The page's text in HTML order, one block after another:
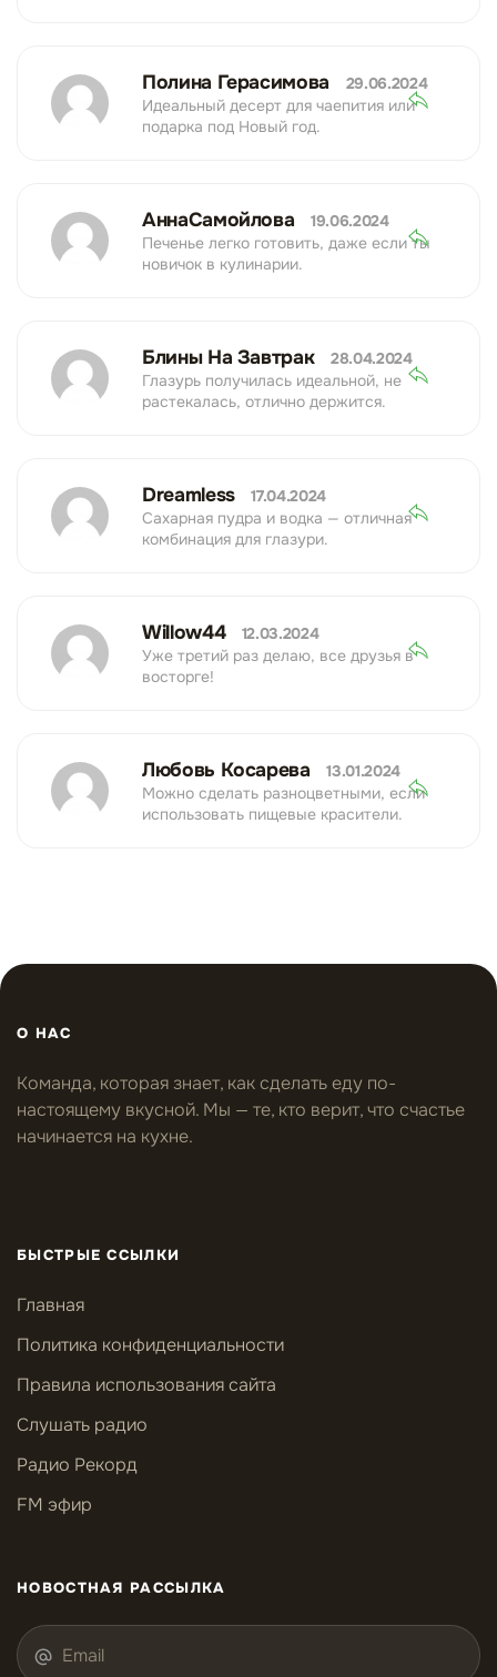
Полина Герасимова
29.06.2024
Идеальный десерт для чаепития или
подарка под Новый год.
АннаСамойлова
19.06.2024
Печенье легко готовить, даже если ты
новичок в кулинарии.
Блины На Завтрак
28.04.2024
Глазурь получилась идеальной, не
растекалась, отлично держится.
Dreamless
17.04.2024
Сахарная пудра и водка — отличная
комбинация для глазури.
Willow44
12.03.2024
Уже третий раз делаю, все друзья в
восторге!
Любовь Косарева
13.01.2024
Можно сделать разноцветными, если
использовать пищевые красители.
О НАС
Команда, которая знает, как сделать еду по-
настоящему вкусной. Мы — те, кто верит, что счастье
начинается на кухне.
БЫСТРЫЕ ССЫЛКИ
Главная
Политика конфиденциальности
Правила использования сайта
Слушать радио
Радио Рекорд
FM эфир
НОВОСТНАЯ РАССЫЛКА